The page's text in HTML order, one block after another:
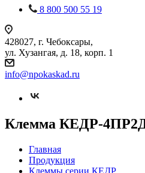
8 800 500 55 19
428027, г. Чебоксары,
ул. Хузангая, д. 18, корп. 1
info@npokaskad.ru
Клемма КЕДР-
Главная
Продукция
Клеммы серии КЕДР